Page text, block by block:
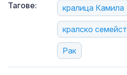
Тагове: кралица Камила
кралско
Рак